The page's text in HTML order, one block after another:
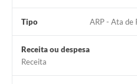
Tipo ARP - Ata de
Receita ou despesa
Receita